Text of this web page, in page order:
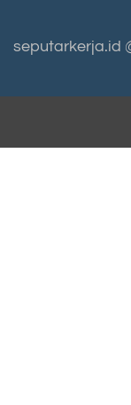
seputarkerja.id